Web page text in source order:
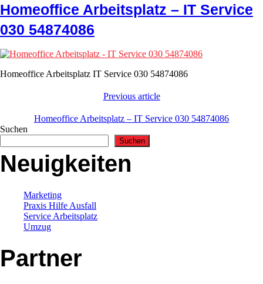
Homeoffice Arbeitsplatz – IT Service
030 54874086
Homeoffice Arbeitsplatz IT Service 030 54874086
Previous article
Homeoffice Arbeitsplatz – IT Service 030 54874086
Suchen
Suchen
Neuigkeiten
Marketing
Praxis Hilfe Ausfall
Service Arbeitsplatz
Umzug
Partner